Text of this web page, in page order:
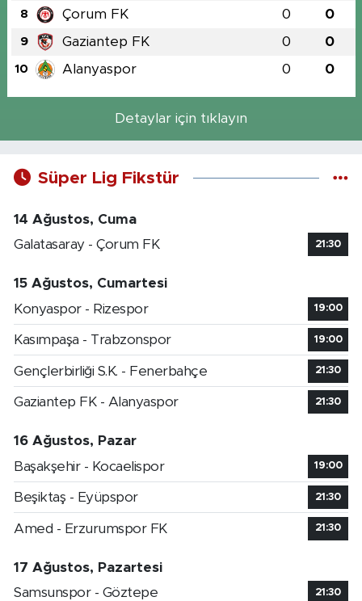
8 Çorum FK 0 0
9 Gaziantep FK 0 0
10 Alanyaspor 0 0
Detaylar için tıklayın
Süper Lig Fikstür
14 Ağustos, Cuma
Galatasaray - Çorum FK
21:30
15 Ağustos, Cumartesi
Konyaspor - Rizespor
19:00
Kasımpaşa - Trabzonspor 19:00
Gençlerbirliği S.K. - Fenerbahçe 21:30
Gaziantep FK - Alanyaspor 21:30
16 Ağustos, Pazar
Başakşehir - Kocaelispor
19:00
Beşiktaş - Eyüpspor 21:30
Amed - Erzurumspor FK 21:30
17 Ağustos, Pazartesi
Samsunspor - Göztepe
21:30